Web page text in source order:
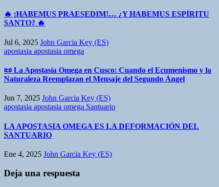
🔥 ¡HABEMUS PRAESEDIM!… ¿Y HABEMUS ESPÍRITU
SANTO? 🔥
Jul 6, 2025 John Garcia Key (ES)
apostasia apostasia omega
📜 La Apostasía Omega en Cusco: Cuando el Ecumenismo y la
Naturaleza Reemplazan el Mensaje del Segundo Ángel
Jun 7, 2025 John Garcia Key (ES)
apostasia apostasia omega Santuario
LA APOSTASIA OMEGA ES LA DEFORMACIÓN DEL
SANTUARIO
Ene 4, 2025 John Garcia Key (ES)
Deja una respuesta